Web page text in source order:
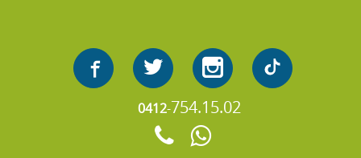
0412-754.15.02